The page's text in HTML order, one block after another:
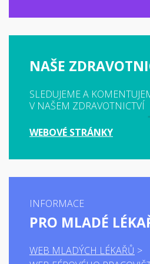
NAŠE
SLEDUJEME A
V NAŠEM ZDRAVOTNICTVÍ
WEBOVÉ STRÁNKY
INFORMACE
PRO MLADÉ
WEB MLADÝCH LÉKAŘŮ